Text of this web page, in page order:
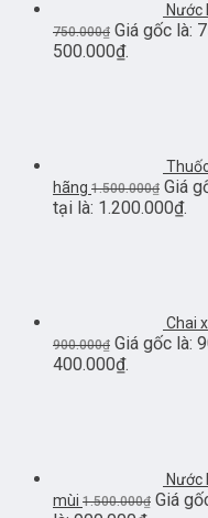
Nước
750.000₫ Giá gốc là:
500.000₫.
hãng 1.500.000₫ Giá
tại là: 1.200.000₫.
Chai
900.000₫ Giá gốc là:
400.000₫.
Nước
mùi 1.500.000₫ Giá